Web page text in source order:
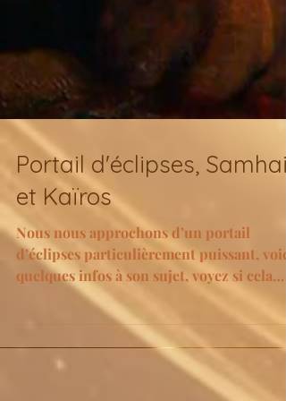
Portail d'éclipses, Samhain
et Kaïros
Nous nous approchons d’un portail
d’éclipses particulièrement puissant, voici
quelques infos à son sujet, voyez si cela